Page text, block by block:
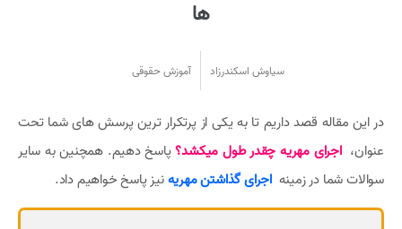
ها
سیاوش اسکندرزاد آموزش حقوقی
در این مقاله قصد داریم تا به یکی از پرتکرار ترین پرسش های شما تحت
عنوان، اجرای مهریه چقدر طول میکشد؟پاسخ دهیم. همچنین به سایر
سوالات شما در زمینه اجرای گذاشتن مهریهنیز پاسخ خواهیم داد.